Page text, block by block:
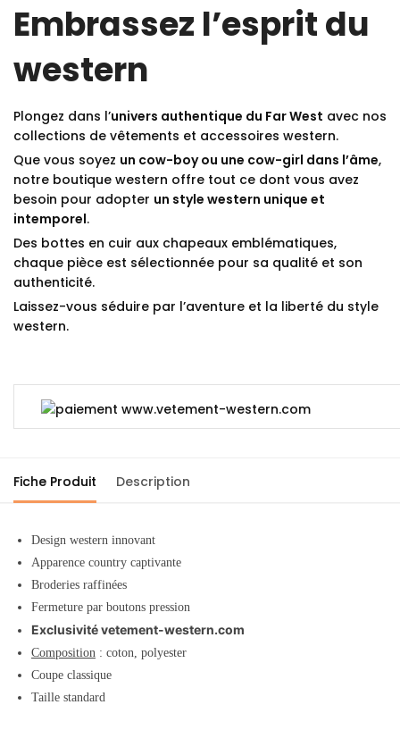
Embrassez l’esprit du
western
Plongez dans l’univers authentique du Far West avec nos
collections de vêtements et accessoires western.
Que vous soyez un cow-boy ou une cow-girl dans l’âme,
notre boutique western offre tout ce dont vous avez
besoin pour adopter un style western unique et
intemporel.
Des bottes en cuir aux chapeaux emblématiques,
chaque pièce est sélectionnée pour sa qualité et son
authenticité.
Laissez-vous séduire par l’aventure et la liberté du style
western.
Fiche Produit Description
Design western innovant
Apparence country captivante
Broderies raffinées
Fermeture par boutons pression
Exclusivité vetement-western.com
Composition : coton, polyester
Coupe classique
Taille standard